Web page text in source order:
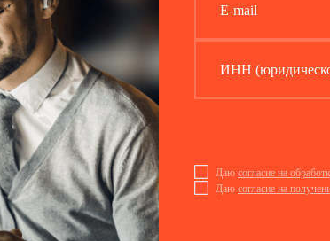
Должностное лицо, ответственное за
статистических данных (лицо,
уполномоченное предоставлять первичные
статистические данные от имени
юридического лица)
1 Используются Федеральной службой государственной статистики и ее
федерального статистического наблюдения по конкретным формам федерального
квитанций и иных юридически значимых сообщений.
E-mail
ИНН
Даю согласие на
Даю согласие на